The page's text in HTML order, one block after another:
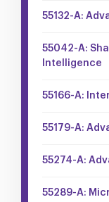
55132-A:
55042-A:
Intelligence
55166-A:
55179-A:
55274-A:
55289-A: